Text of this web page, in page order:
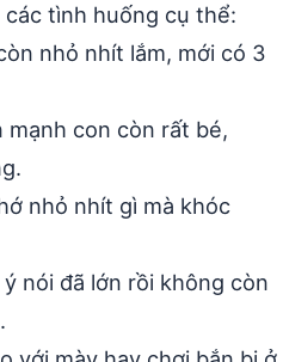
tình huống cụ thể:
nhỏ nhít lắm, mới có 3
mạnh con còn rất bé,
nhỏ nhít gì mà khóc
nói đã lớn rồi không còn